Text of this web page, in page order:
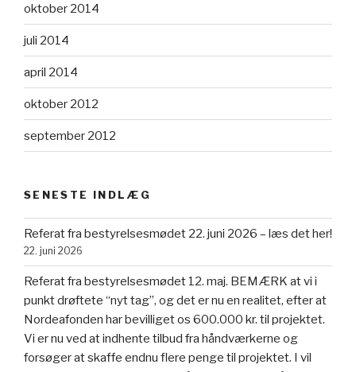
oktober 2014
juli 2014
april 2014
oktober 2012
september 2012
SENESTE INDLÆG
Referat fra bestyrelsesmødet 22. juni 2026 – læs det her!
22. juni 2026
Referat fra bestyrelsesmødet 12. maj. BEMÆRK at vi i
punkt drøftete “nyt tag”, og det er nu en realitet, efter at
Nordeafonden har bevilliget os 600.000 kr. til projektet.
Vi er nu ved at indhente tilbud fra håndværkerne og
forsøger at skaffe endnu flere penge til projektet. I vil